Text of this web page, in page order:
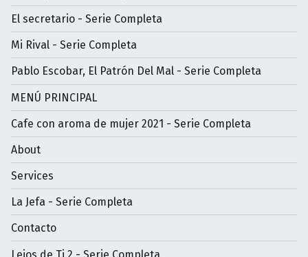
El secretario - Serie Completa
Mi Rival - Serie Completa
Pablo Escobar, El Patrón Del Mal - Serie Completa
MENÚ PRINCIPAL
Cafe con aroma de mujer 2021 - Serie Completa
About
Services
La Jefa - Serie Completa
Contacto
Lejos de Ti 2 - Serie Completa